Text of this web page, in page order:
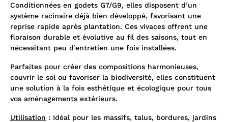
Conditionnées en godets G7/G9, elles disposent d’un
système racinaire déjà bien développé, favorisant une
reprise rapide après plantation. Ces vivaces offrent une
floraison durable et évolutive au fil des saisons, tout en
nécessitant peu d’entretien une fois installées.
Parfaites pour créer des compositions harmonieuses,
couvrir le sol ou favoriser la biodiversité, elles constituent
une solution à la fois esthétique et écologique pour tous
vos aménagements extérieurs.
Utilisation : Idéal pour les massifs, talus, bordures, jardins